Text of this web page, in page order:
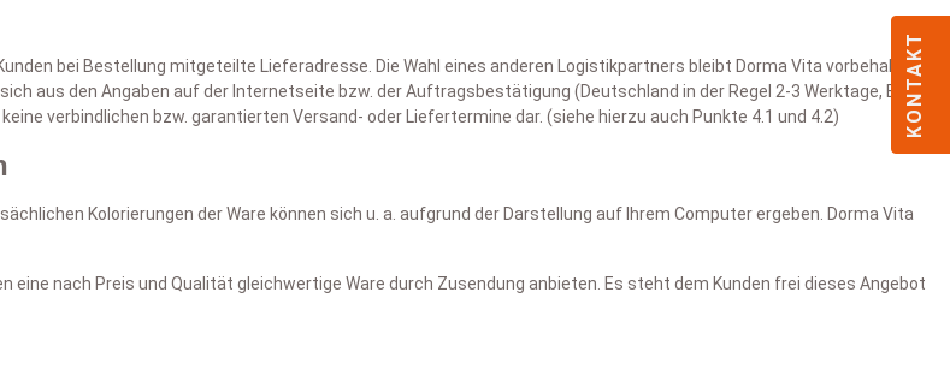
bei Bestellung mitgeteilte Lieferadresse. Die Wahl eines anderen Logistikpartners bleibt Dorma Vita vorbehalten.
aus den Angaben auf der Internetseite bzw. der Auftragsbestätigung (Deutschland in der Regel 2-3 Werktage, EU
verbindlichen bzw. garantierten Versand- oder Liefertermine dar. (siehe hierzu auch Punkte 4.1 und 4.2)
Kolorierungen der Ware können sich u. a. aufgrund der Darstellung auf Ihrem Computer ergeben. Dorma Vita
nach Preis und Qualität gleichwertige Ware durch Zusendung anbieten. Es steht dem Kunden frei dieses Angebot
KONTAKT